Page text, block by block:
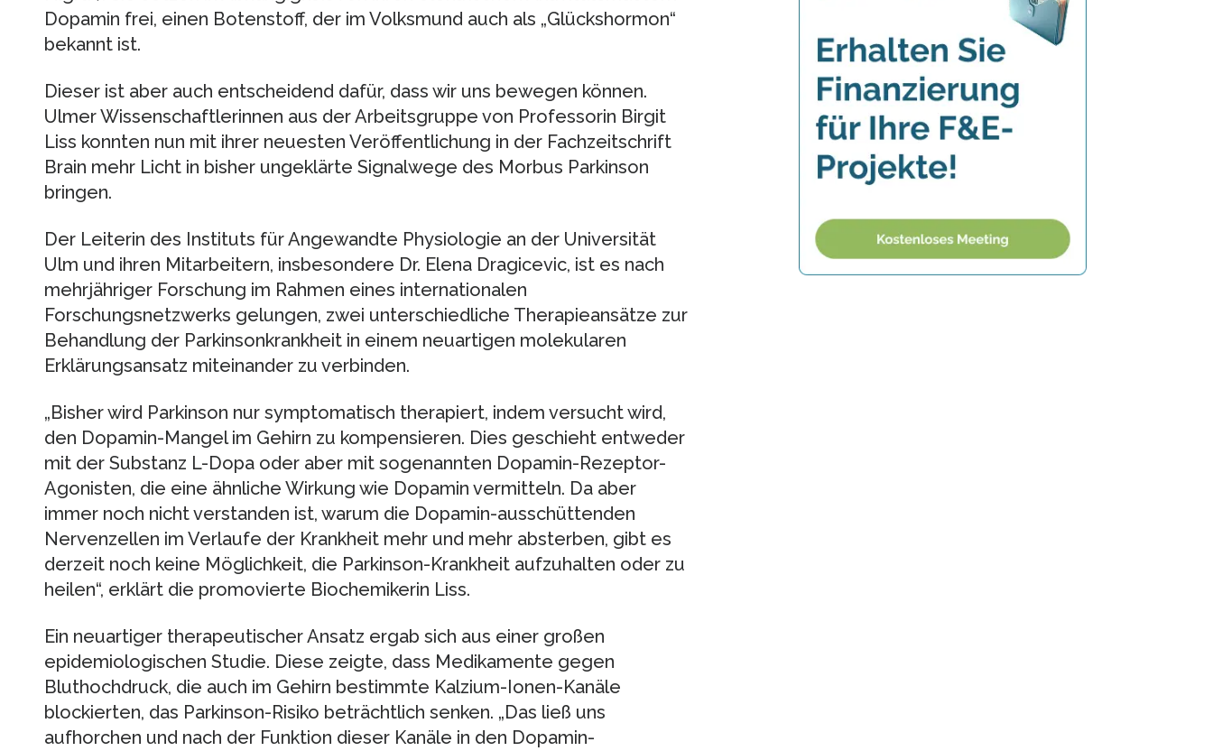
Dopamin frei, einen Botenstoff, der im Volksmund auch als „Glückshormon“
bekannt ist.
Dieser ist aber auch entscheidend dafür, dass wir uns bewegen können.
Ulmer Wissenschaftlerinnen aus der Arbeitsgruppe von Professorin Birgit
Liss konnten nun mit ihrer neuesten Veröffentlichung in der Fachzeitschrift
Brain mehr Licht in bisher ungeklärte Signalwege des Morbus Parkinson
bringen.
Der Leiterin des Instituts für Angewandte Physiologie an der Universität
Ulm und ihren Mitarbeitern, insbesondere Dr. Elena Dragicevic, ist es nach
mehrjähriger Forschung im Rahmen eines internationalen
Forschungsnetzwerks gelungen, zwei unterschiedliche Therapieansätze zur
Behandlung der Parkinsonkrankheit in einem neuartigen molekularen
Erklärungsansatz miteinander zu verbinden.
„Bisher wird Parkinson nur symptomatisch therapiert, indem versucht wird,
den Dopamin-Mangel im Gehirn zu kompensieren. Dies geschieht entweder
mit der Substanz L-Dopa oder aber mit sogenannten Dopamin-Rezeptor-
Agonisten, die eine ähnliche Wirkung wie Dopamin vermitteln. Da aber
immer noch nicht verstanden ist, warum die Dopamin-ausschüttenden
Nervenzellen im Verlaufe der Krankheit mehr und mehr absterben, gibt es
derzeit noch keine Möglichkeit, die Parkinson-Krankheit aufzuhalten oder zu
heilen“, erklärt die promovierte Biochemikerin Liss.
Ein neuartiger therapeutischer Ansatz ergab sich aus einer großen
epidemiologischen Studie. Diese zeigte, dass Medikamente gegen
Bluthochdruck, die auch im Gehirn bestimmte Kalzium-Ionen-Kanäle
blockierten, das Parkinson-Risiko beträchtlich senken. „Das ließ uns
aufhorchen und nach der Funktion dieser Kanäle in den Dopamin-